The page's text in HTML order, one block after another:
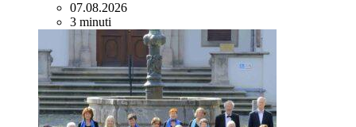
07.08.2026
3 minuti